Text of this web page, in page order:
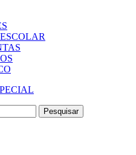
Pesquisar